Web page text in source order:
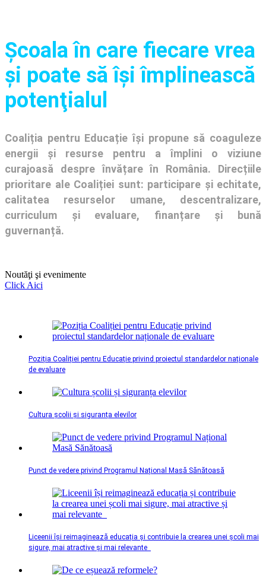
Şcoala în care fiecare vrea
și poate să își împlinească
potenţialul
Coaliția pentru Educație își propune să coaguleze
energii și resurse pentru a împlini o viziune
curajoasă despre învățare în România. Direcțiile
prioritare ale Coaliției sunt: participare și echitate,
calitatea resurselor umane, descentralizare,
curriculum și evaluare, finanțare și bună
guvernanță.
Noutăţi şi evenimente
Click Aici
Poziția Coaliției pentru Educație privind proiectul standardelor naționale
de evaluare
Cultura școlii și siguranța elevilor
Punct de vedere privind Programul Național Masă Sănătoasă
Liceenii își reimaginează educația și contribuie la crearea unei școli mai
sigure, mai atractive și mai relevante